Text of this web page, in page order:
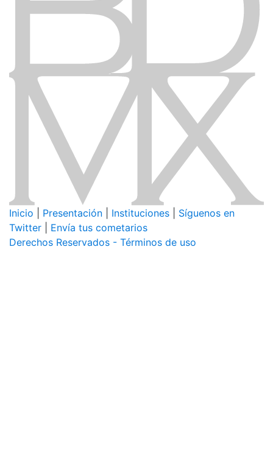
Inicio Presentación Instituciones
Síguenos en
Twitter
Envía tus cometarios
Derechos Reservados - Términos de uso